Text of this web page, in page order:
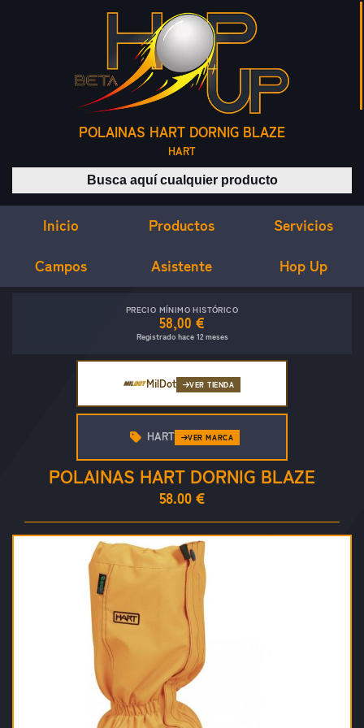
POLAINAS HART DORNIG BLAZE
HART
Buscar productos
Inicio Productos Servicios
Campos Asistente Hop Up
PRECIO MÍNIMO HISTÓRICO
58,00 €
Registrado hace 12 meses
MilDot VER TIENDA
POLAINAS HART DORNIG BLAZE
58.00 €
HART VER MARCA